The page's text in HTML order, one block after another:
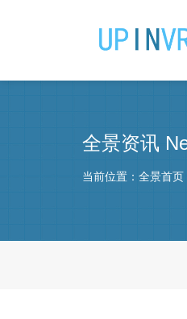
全景资讯
当前位置： 全景首页